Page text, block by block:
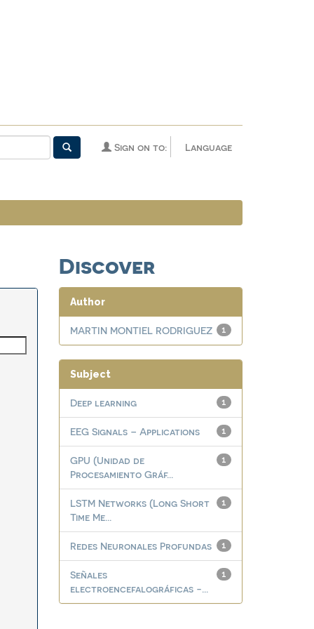
Language
Sign on to:
Discover
Author
1
MARTIN MONTIEL RODRIGUEZ
Subject
1
Deep learning
1
EEG Signals – Applications
1
GPU (Unidad de
Procesamiento Gráf...
1
LSTM Networks (Long Short
Time Me...
1
Redes Neuronales Profundas
1
Señales
electroencefalográficas -...